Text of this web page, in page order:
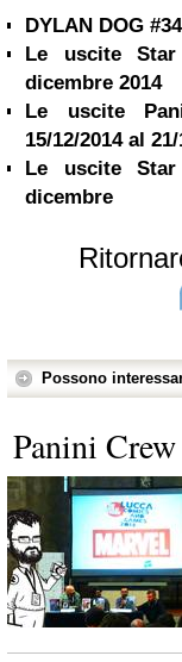
DYLAN DOG
Le uscite
dicembre 2014
Le uscite
15/12/2014 al
Le uscite
dicembre
Possono
Panini